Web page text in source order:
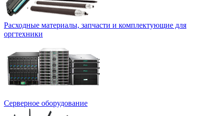
Расходные материалы, запчасти и комплектующие для
оргтехники
Серверное оборудование